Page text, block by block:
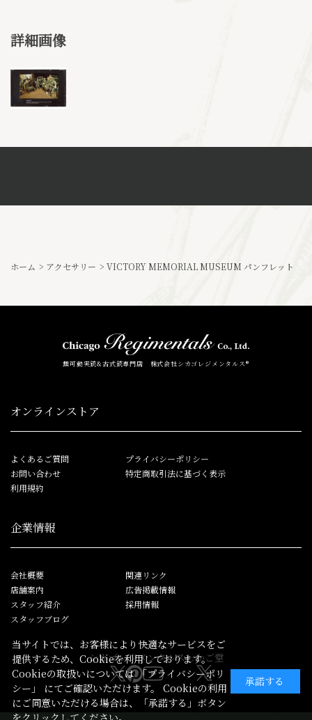
詳細画像
ホーム > アクセサリー > VICTORY MEMORIAL MUSEUM パンフレット
無可動実銃&古式銃専門店 株式会社シカゴレジメンタルス®
オンラインストア
よくあるご質問
お問い合わせ
利用規約
プライバシーポリシー
特定商取引法に基づく表示
企業情報
会社概要
店舗案内
スタッフ紹介
スタッフブログ
関連リンク
広告掲載情報
採用情報
シカゴレジメンタルスしかご堂
当サイトでは、お客様により快適なサービスをご
提供するため、Cookieを利用しております。
Cookieの取扱いについては「プライバシーポリ
シー」
にてご確認いただけます。 Cookieの利用
にご同意いただける場合は、「承諾する」ボタン
承諾する